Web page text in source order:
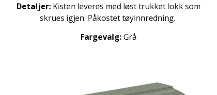
Detaljer: Kisten leveres med løst trukket lokk som
skrues igjen. Påkostet tøyinnredning.
Fargevalg:Grå